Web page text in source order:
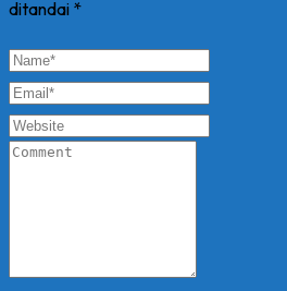
ditandai *